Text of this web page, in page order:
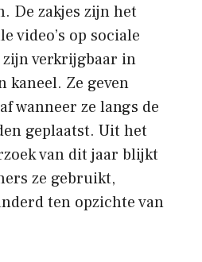
De zakjes zijn het
video’s op sociale
verkrijgbaar in
kaneel. Ze geven
wanneer ze langs de
geplaatst. Uit het
van dit jaar blijkt
ze gebruikt,
ten opzichte van